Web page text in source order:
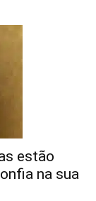
estão
na sua